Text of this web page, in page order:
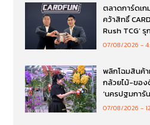
ตลาดการ์ดเ
คว้าสิทธิ์
Rush TCG’
07/08/2026
พลิกโฉมสินค้
กล้วยไม้-ของ
‘นครปฐมการั
07/08/2026